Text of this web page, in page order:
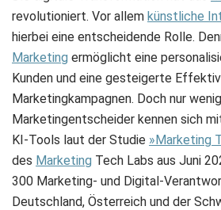
revolutioniert. Vor allem künstliche
hierbei eine entscheidende Rolle.
Marketing ermöglicht eine
Kunden und eine gesteigerte
Marketingkampagnen. Doch nur
Marketingentscheider kennen sich
KI-Tools laut der Studie »Marketing
des Marketing Tech Labs aus Juni
300 Marketing- und Digital-
Deutschland, Österreich und der